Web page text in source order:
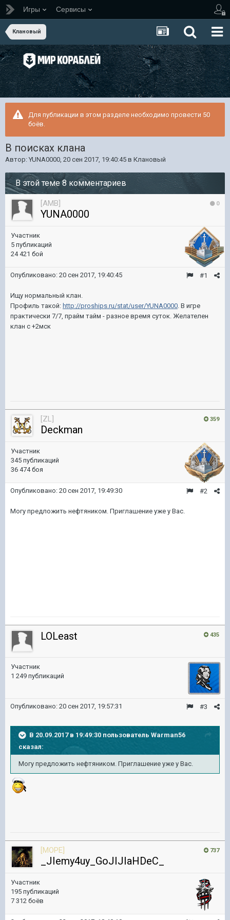
Игры Сервисы
Клановый
Для публикации в этом разделе необходимо провести 50
боёв.
В поисках клана
Автор: YUNA0000, 20 сен 2017, 19:40:45 в Клановый
В этой теме 8 комментариев
0
[AMB]
YUNA0000
Участник
5 публикаций
24 421 бой
#1
Опубликовано: 20 сен 2017, 19:40:45
Ищу нормальный клан.
Профиль такой: http://proships.ru/stat/user/YUNA0000. В игре
практически 7/7, прайм тайм - разное время суток. Желателен
клан с +2мск
359
[ZL]
Deckman
Участник
345 публикаций
36 474 боя
#2
Опубликовано: 20 сен 2017, 19:49:30
Могу предложить нефтяником. Приглашение уже у Вас.
435
LOLeast
Участник
1 249 публикаций
#3
Опубликовано: 20 сен 2017, 19:57:31
В 20.09.2017 в 19:49:30 пользователь Warman56
сказал:
Могу предложить нефтяником. Приглашение уже у Вас.
737
[MOPE]
_JIemy4uy_GoJIJIaHDeC_
Участник
195 публикаций
7 312 боёв